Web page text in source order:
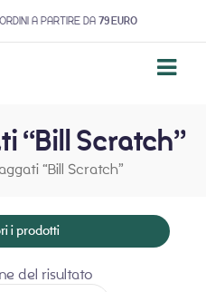
A PARTIRE DA 79 EURO
“Bill Scratch”
“Bill Scratch”
i prodotti
del risultato